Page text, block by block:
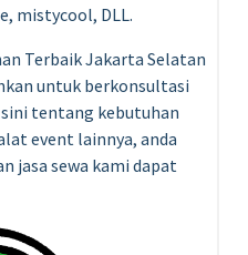
mistycool, DLL.
untuk berkonsultasi
tentang kebutuhan
event lainnya, anda
jasa sewa kami dapat